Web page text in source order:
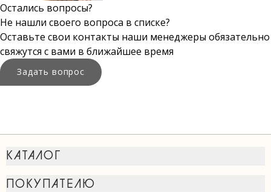
Остались вопросы?
Не нашли своего вопроса в списке?
Оставьте свои контакты наши менеджеры обязательно
свяжутся с вами в ближайшее время
Задать вопрос
КАТАЛОГ
ПОКУПАТЕЛЮ